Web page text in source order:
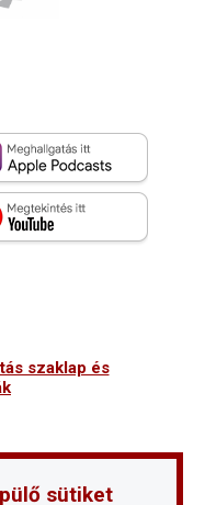
szaklap és
sütiket